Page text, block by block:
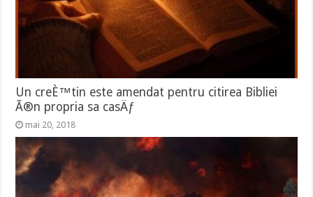
Un creÈ™tin este amendat pentru citirea Bibliei
Ã®n propria sa casÄƒ
mai 20, 2018